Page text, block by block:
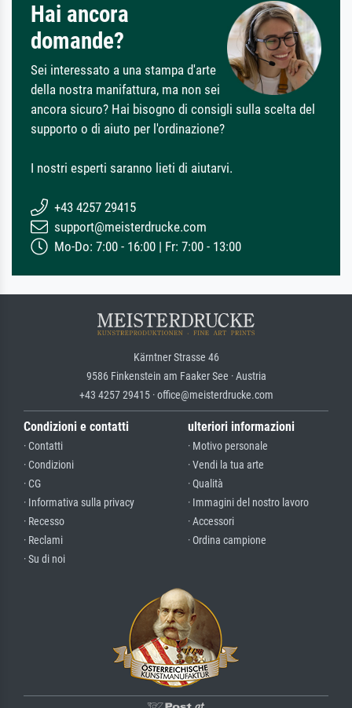
Hai ancora
domande?
Sei interessato a una stampa d'arte
della nostra manifattura, ma non sei
ancora sicuro? Hai bisogno di consigli sulla scelta del
supporto o di aiuto per l'ordinazione?
I nostri esperti saranno lieti di aiutarvi.
+43 4257 29415
support@meisterdrucke.com
Mo-Do: 7:00 - 16:00 | Fr: 7:00 - 13:00
Kärntner Strasse 46
9586 Finkenstein am Faaker See · Austria
+43 4257 29415 · office@meisterdrucke.com
Condizioni e contatti
· Contatti
· Condizioni
· CG
· Informativa sulla privacy
· Recesso
· Reclami
· Su di noi
ulteriori informazioni
· Motivo personale
· Vendi la tua arte
· Qualità
· Immagini del nostro lavoro
· Accessori
· Ordina campione